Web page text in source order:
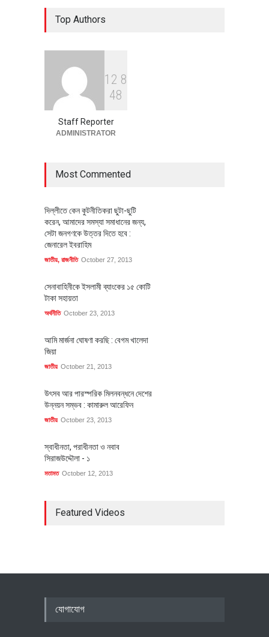
বৈশ্বিক প্রতিযোগিতা সক্ষমতা বাড়াতে
পোশাক শিল্পে নতুন উদ্যোগ
Top Authors
1 2 8
48
Staff Reporter
ADMINISTRATOR
Most Commented
দিল্লীতে কেন কুটনীতিকরা ছুটা-ছুটি
করেন, আমাদের সমস্যা সমাধানের জন্য,
সেটা জনগণকে উত্তর দিতে হবে :
জেনারেল ইবরাহিম
জাতীয়, রাজনীতি October 27, 2013
সেনাবাহিনীকে ইসলামী ব্যাংকের ১৫ কোটি
টাকা সহায়তা
অর্থনীতি October 23, 2013
আমি মার্জনা ঘোষণা করছি : বেগম খালেদা
জিয়া
জাতীয় October 21, 2013
উৎসব আর পারস্পরিক মিলনবন্ধনে দেশের
উন্নয়ন সম্ভব : কামারুল আরেফিন
জাতীয় October 23, 2013
স্বাধীনতা, পরাধীনতা ও নবাব
সিরাজউদ্দৌলা - ১
মতামত October 12, 2013
Featured Videos
যোগাযোগ